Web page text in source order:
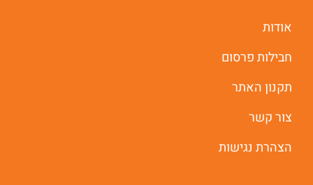
אודות
חבילות פרסום
תקנון האתר
צור קשר
הצהרת נגישות